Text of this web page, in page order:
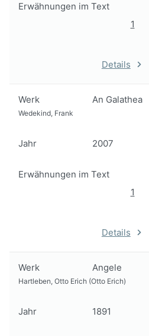
Erwähnungen im Text
1
Details
Werk An Galathea
Wedekind, Frank
Jahr 2007
Erwähnungen im Text
1
Details
Werk Angele
Hartleben, Otto Erich (Otto Erich)
Jahr 1891